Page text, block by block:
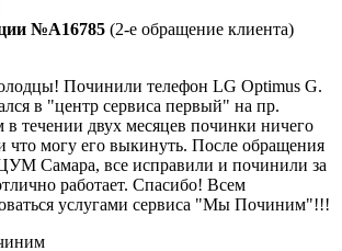
№A16785 (2-е обращение клиента)
Починили телефон LG Optimus G.
в "центр сервиса первый" на пр.
в течении двух месяцев починки ничего
что могу его выкинуть. После обращения
Самара, все исправили и починили за
работает. Спасибо! Всем
услугами сервиса "Мы Починим"!!!